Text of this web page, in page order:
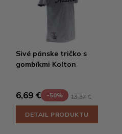
Sivé pánske tričko s
gombíkmi Kolton
6,69 € -50% 13,37 €
DETAIL PRODUKTU